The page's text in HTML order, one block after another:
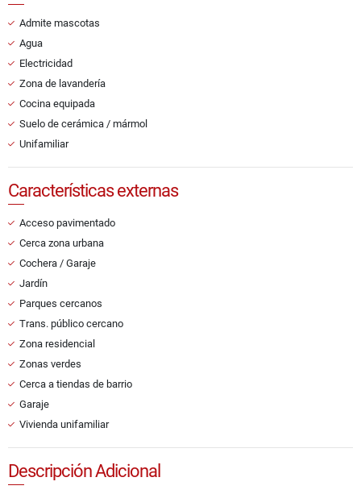
Admite mascotas
Agua
Electricidad
Zona de lavandería
Cocina equipada
Suelo de cerámica / mármol
Unifamiliar
Características externas
Acceso pavimentado
Cerca zona urbana
Cochera / Garaje
Jardín
Parques cercanos
Trans. público cercano
Zona residencial
Zonas verdes
Cerca a tiendas de barrio
Garaje
Vivienda unifamiliar
Descripción Adicional